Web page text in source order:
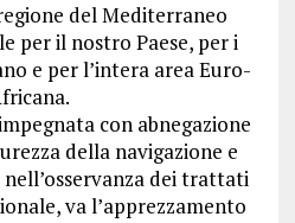
del Mediterraneo
per il nostro Paese, per i
e per l’intera area Euro-
con abnegazione
della navigazione e
dei trattati
va l’apprezzamento